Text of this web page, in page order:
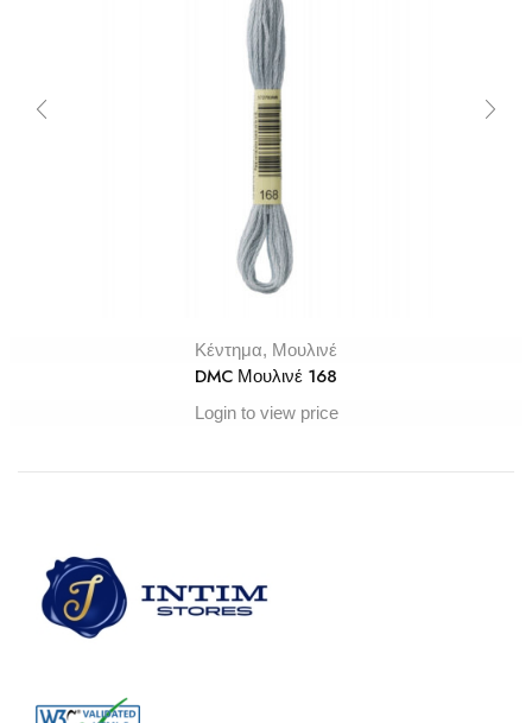
Κέντημα, Μουλινέ
DMC Μουλινέ 168
Login to view price